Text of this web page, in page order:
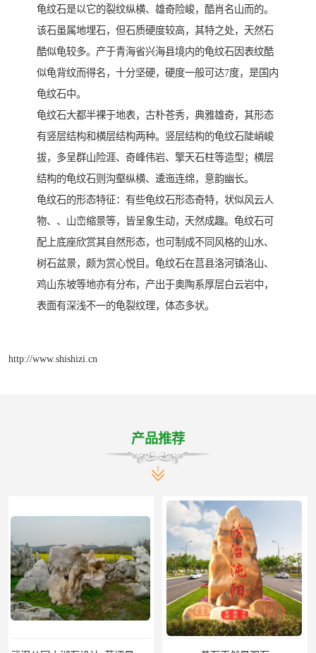
龟纹石是以它的裂纹纵横、雄奇险峻，酷肖名山而的。
该石虽属地埋石，但石质硬度较高，其特之处，天然石
酷似龟较多。产于青海省兴海县境内的龟纹石因表纹酷
似龟背纹而得名，十分坚硬，硬度一般可达7度，是国内
龟纹石中。
龟纹石大都半裸于地表，古朴苍秀，典雅雄奇，其形态
有竖层结构和横层结构两种。竖层结构的龟纹石陡峭峻
拔，多呈群山险涯、奇峰伟岩、擎天石柱等造型；横层
结构的龟纹石则沟壑纵横、逶迤连绵，意韵幽长。
龟纹石的形态特征：有些龟纹石形态奇特，状似风云人
物、、山峦缩景等，皆呈象生动，天然成趣。龟纹石可
配上底座欣赏其自然形态，也可制成不同风格的山水、
树石盆景，颇为赏心悦目。龟纹石在莒县洛河镇洛山、
鸡山东坡等地亦有分布，产出于奥陶系厚层白云岩中，
表面有深浅不一的龟裂纹理，体态多状。
http://www.shishizi.cn
产品推荐